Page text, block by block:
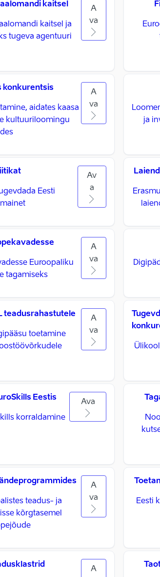
kaitsel
kaitsel ja
tugeva agentuuri
A
va
konkurentsis
aidates kaasa
kultuuriloomingu
A
va
ja
Eesti
Av
a
Euroopaliku
tagamiseks
A
va
teadusrahastutele
toetamine
A
va
Eestis
korraldamine
Ava
teadus- ja
kõrgtasemel
A
va
Eesti
A